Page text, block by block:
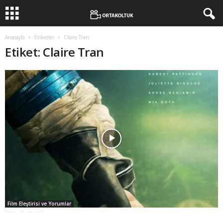
Anasayfa Etiketler Claire Tran
Etiket: Claire Tran
Film Eleştirisi ve Yorumlar